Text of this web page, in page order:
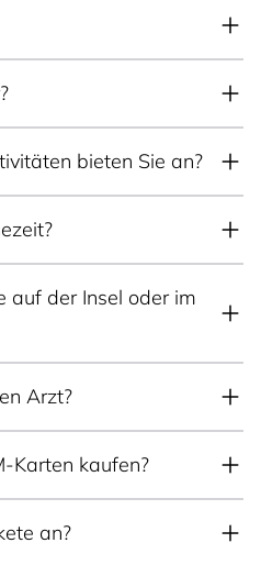
bieten Sie an?
auf der Insel oder im
Arzt?
Karten kaufen?
an?